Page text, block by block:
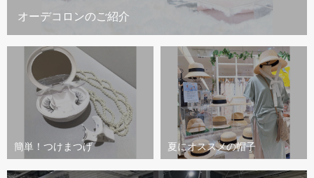
オーデコロンのご紹介
簡単！つけまつげ 夏にオススメの帽子